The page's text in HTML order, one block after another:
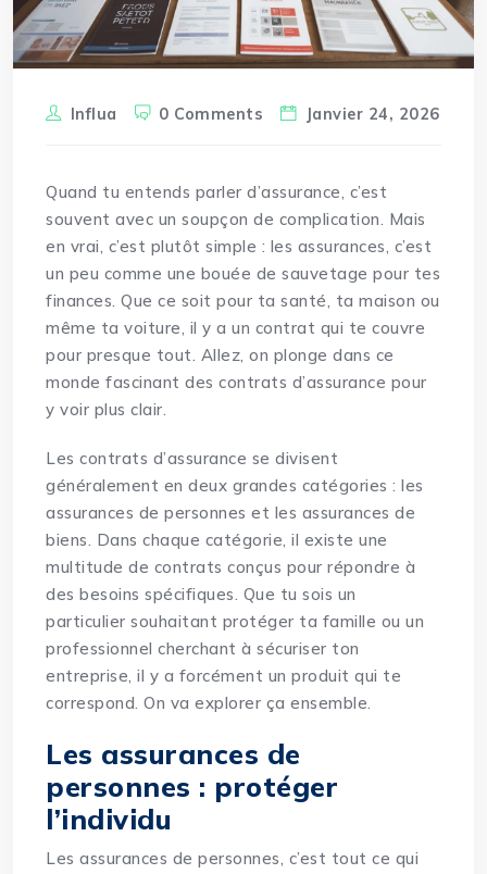
Influa 0 Comments Janvier 24, 2026
Quand tu entends parler d’assurance, c’est
souvent avec un soupçon de complication. Mais
en vrai, c’est plutôt simple : les assurances, c’est
un peu comme une bouée de sauvetage pour tes
finances. Que ce soit pour ta santé, ta maison ou
même ta voiture, il y a un contrat qui te couvre
pour presque tout. Allez, on plonge dans ce
monde fascinant des contrats d’assurance pour
y voir plus clair.
Les contrats d’assurance se divisent
généralement en deux grandes catégories : les
assurances de personnes et les assurances de
biens. Dans chaque catégorie, il existe une
multitude de contrats conçus pour répondre à
des besoins spécifiques. Que tu sois un
particulier souhaitant protéger ta famille ou un
professionnel cherchant à sécuriser ton
entreprise, il y a forcément un produit qui te
correspond. On va explorer ça ensemble.
Les assurances de
personnes : protéger
l’individu
Les assurances de personnes, c’est tout ce qui